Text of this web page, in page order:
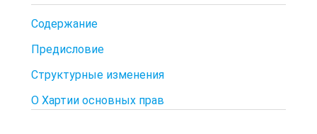
Содержание
Предисловие
Структурные изменения
О Хартии основных прав